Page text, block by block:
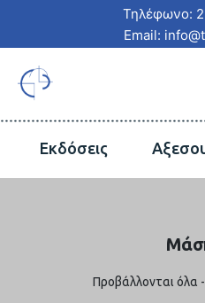
Τηλέφωνο:
Email:
Εκδόσεις
Προβάλλονται όλα